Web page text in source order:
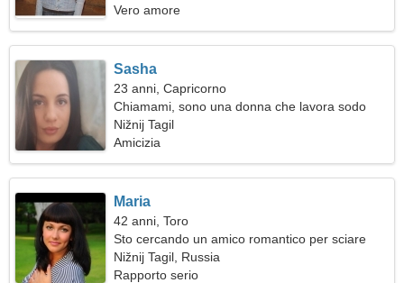
Vero amore
Sasha
23 anni, Capricorno
Chiamami, sono una donna che lavora sodo
Nižnij Tagil
Amicizia
Maria
42 anni, Toro
Sto cercando un amico romantico per sciare
insieme
Nižnij Tagil, Russia
Rapporto serio